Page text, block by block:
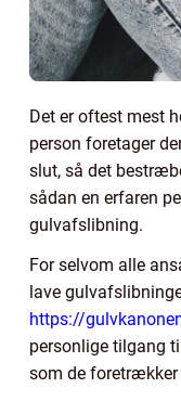
Det er oftest mest
person foretager
slut, så det
sådan en erfaren
gulvafslibning.
For selvom alle
lave
https://
personlige tilgang
som de foretrækker